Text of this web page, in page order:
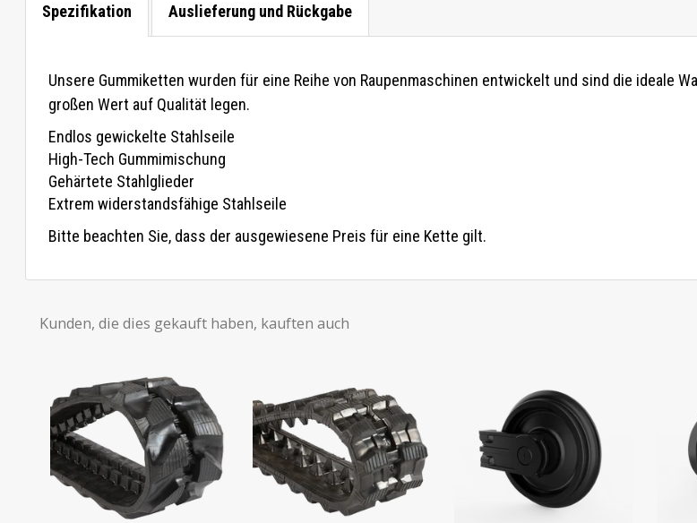
Spezifikation Auslieferung und Rückgabe
Unsere Gummiketten wurden für eine Reihe von Raupenmaschinen entwickelt und sind die ideale
großen Wert auf Qualität legen.
Endlos gewickelte Stahlseile
High-Tech Gummimischung
Gehärtete Stahlglieder
Extrem widerstandsfähige Stahlseile
Bitte beachten Sie, dass der ausgewiesene Preis für eine Kette gilt.
Kunden, die dies gekauft haben, kauften auch